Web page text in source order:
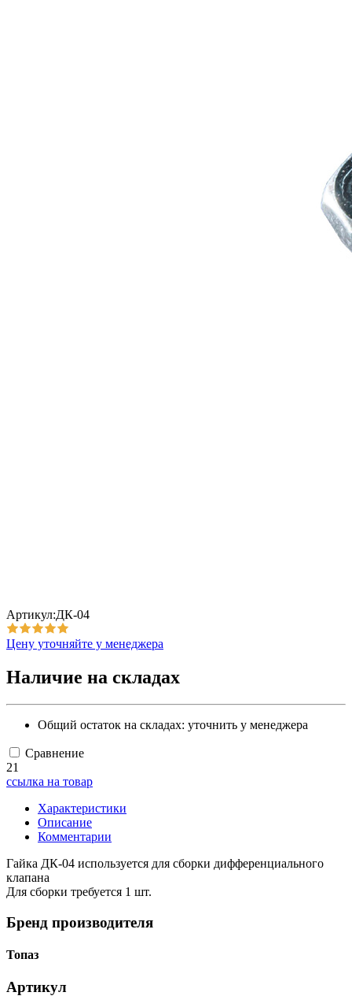
Артикул:ДК-04
Цену уточняйте у менеджера
Наличие на складах
Общий остаток на складах: уточнить у менеджера
Сравнение
21
ссылка на товар
Характеристики
Описание
Комментарии
Гайка ДК-04 используется для сборки дифференциального
клапана
Для сборки требуется 1 шт.
Бренд производителя
Топаз
Артикул